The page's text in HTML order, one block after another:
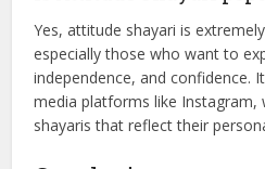
Yes, reading and sharing
embrace your strengths,
build a strong, upbeat
and pride, which can boost your
Is Attitude Shayari